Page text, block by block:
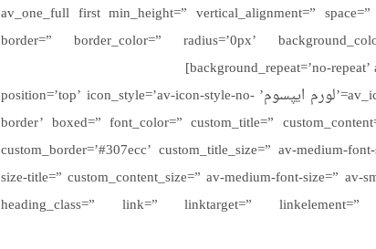
[av_one_full first min_height=” vertical_alignment=”
border=” border_color=” radius=’0px’
background_repeat=’no-
[av_icon_box icon=’ue82b’ font=’entypo-fontello’ title=’لورم ایپسوم’ position=’top’ icon_style=’av-icon-style-no-
border’ boxed=” font_color=” custom_title=”
custom_border=’#307ecc’ custom_title_size=” av-medium-
size-title=” custom_content_size=” av-medium-font-size=” av-
heading_class=” link=” linktarget=” linkelement=”